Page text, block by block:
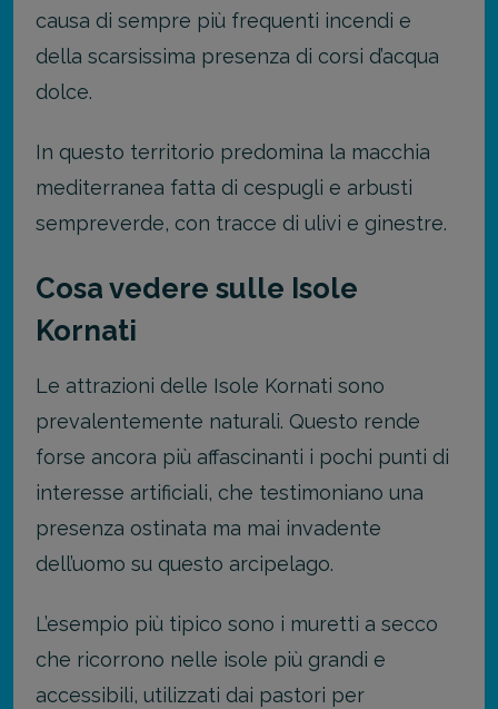
causa di sempre più frequenti incendi e
della scarsissima presenza di corsi d’acqua
dolce.
In questo territorio predomina la macchia
mediterranea fatta di cespugli e arbusti
sempreverde, con tracce di ulivi e ginestre.
Cosa vedere sulle Isole
Kornati
Le attrazioni delle Isole Kornati sono
prevalentemente naturali. Questo rende
forse ancora più affascinanti i pochi punti di
interesse artificiali, che testimoniano una
presenza ostinata ma mai invadente
dell’uomo su questo arcipelago.
L’esempio più tipico sono i muretti a secco
che ricorrono nelle isole più grandi e
accessibili, utilizzati dai pastori per